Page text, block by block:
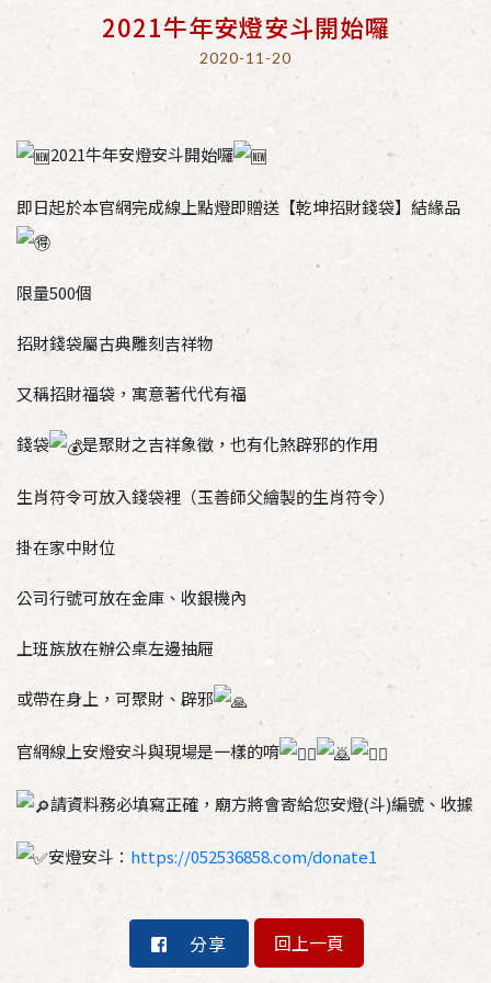
2021牛年安燈安斗開始囉
2020-11-20
2021牛年安燈安斗開始囉
即日起於本官網完成線上點燈即贈送【乾坤招財錢袋】結緣品
限量500個
招財錢袋屬古典雕刻吉祥物
又稱招財福袋，寓意著代代有福
錢袋 是聚財之吉祥象徵，也有化煞辟邪的作用
生肖符令可放入錢袋裡（玉善師父繪製的生肖符令）
掛在家中財位
公司行號可放在金庫、收銀機內
上班族放在辦公桌左邊抽屜
或帶在身上，可聚財、辟邪
官網線上安燈安斗與現場是一樣的唷
請資料務必填寫正確，廟方將會寄給您安燈(斗)編號、收據
安燈安斗： https://052536858.com/donate1
分享 回上一頁